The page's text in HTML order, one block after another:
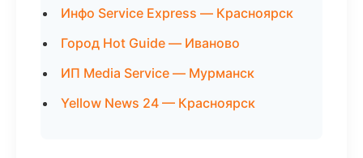
Инфо Service Express — Красноярск
Город Hot Guide — Иваново
ИП Media Service — Мурманск
Yellow News 24 — Красноярск